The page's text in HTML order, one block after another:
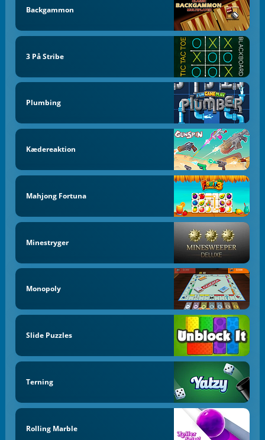
Backgammon
3 På Stribe
Plumbing
Kædereaktion
Mahjong Fortuna
Minestryger
Monopoly
Slide Puzzles
Terning
Rolling Marble